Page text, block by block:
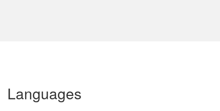
Languages